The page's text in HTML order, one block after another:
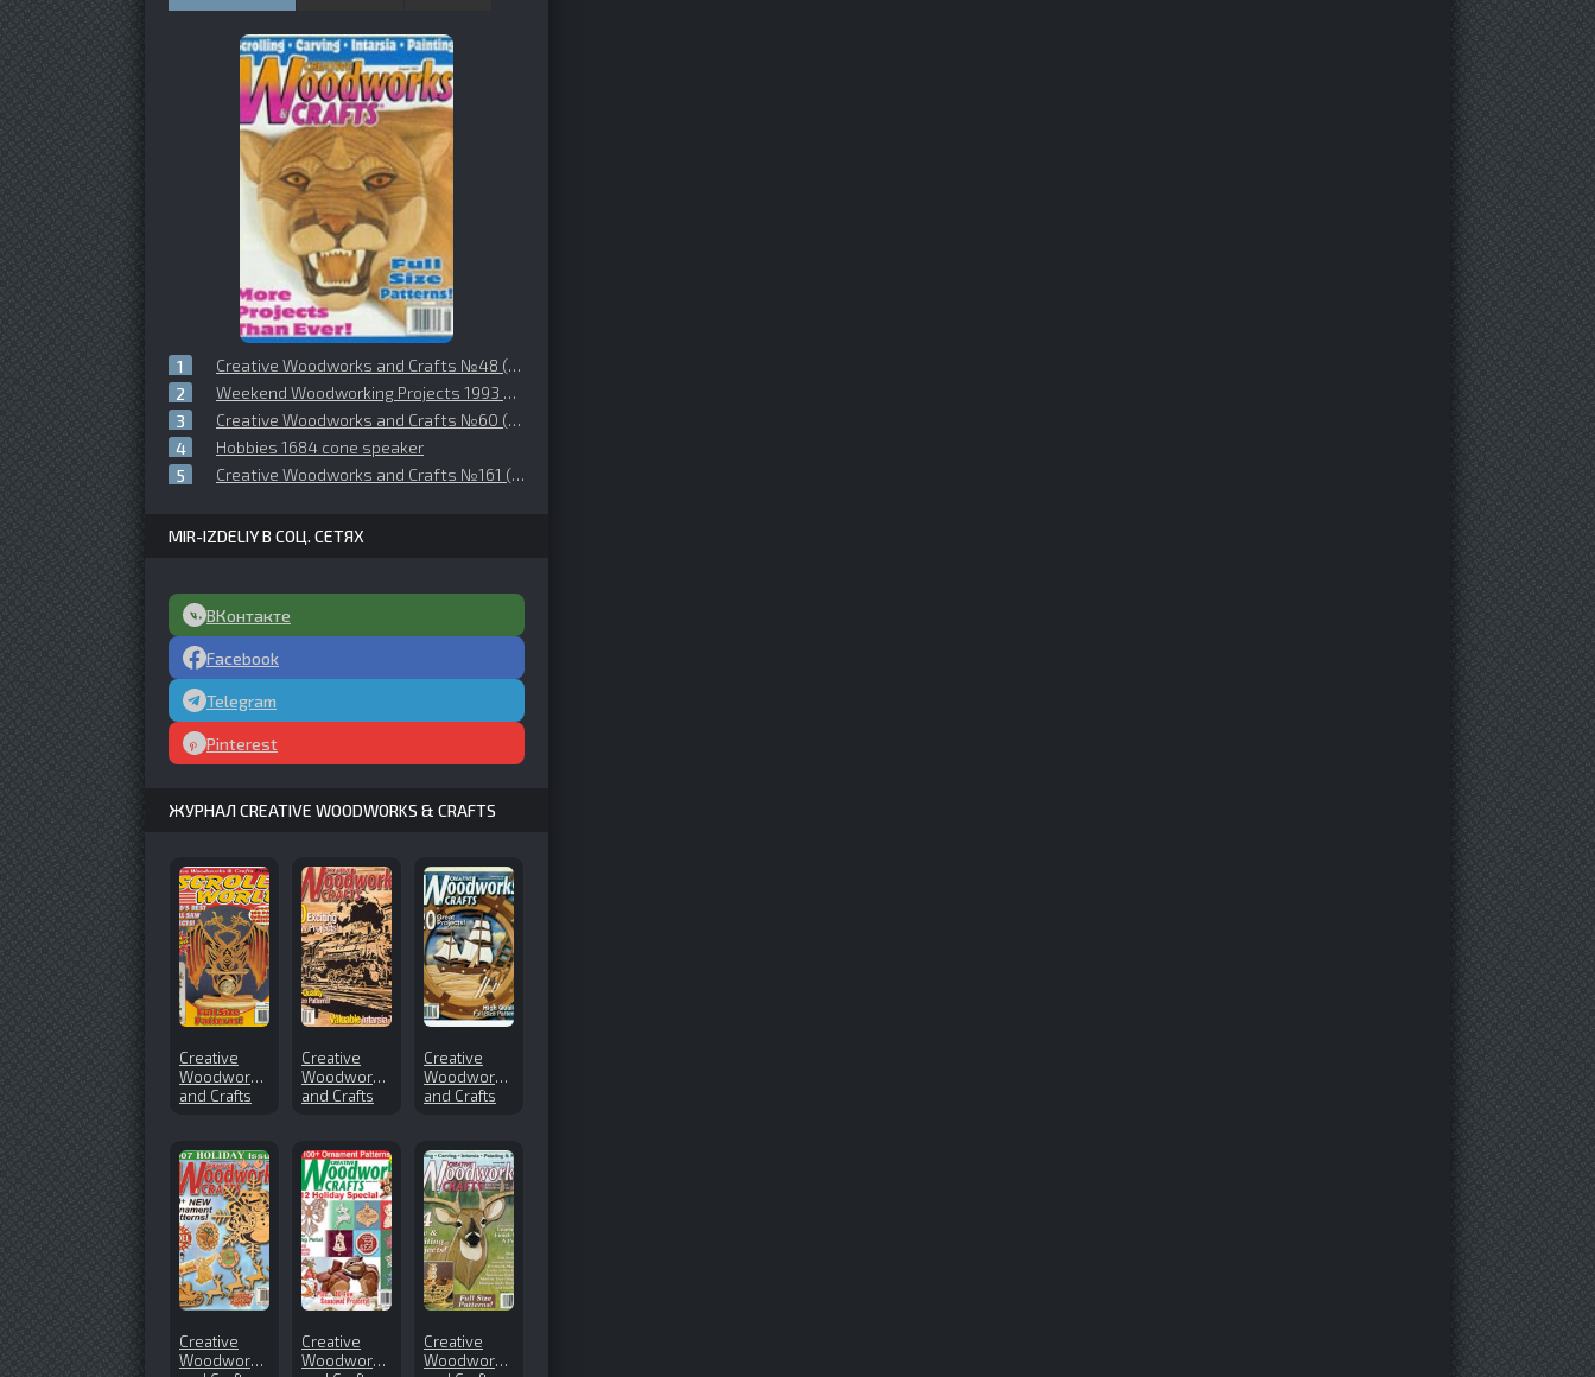
Creative Woodworks and Crafts №48 (1997-08)
Weekend Woodworking Projects 1993 №05 (35)
Creative Woodworks and Crafts №60 (1998-11)
Hobbies 1684 cone speaker
Creative Woodworks and Crafts №161 (2011-12)
MIR-IZDELIY В СОЦ. СЕТЯХ
ВКонтакте
Facebook
Telegram
Pinterest
ЖУРНАЛ CREATIVE WOODWORKS & CRAFTS
Creative
Woodworks
and Crafts
Creative
Woodworks
and Crafts
Creative
Woodworks
and Crafts
Creative
Woodworks
Creative
Woodworks
Creative
Woodworks